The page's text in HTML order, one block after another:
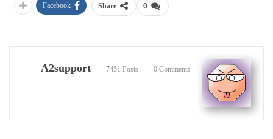
0
Share
Facebook
A2support 7451 Posts 0 Comments